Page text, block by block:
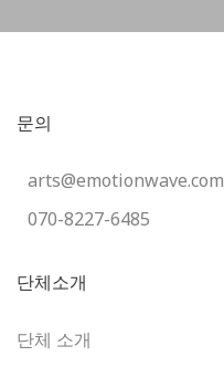
문의
arts@emotionwave.com
070-8227-6485
단체소개
단체 소개